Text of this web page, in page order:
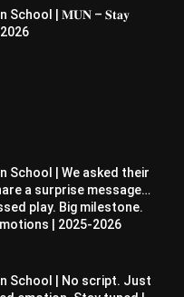
School | 𝐌𝐔𝐍 – 𝐒𝐭𝐚𝐲
School | We asked their
a surprise message…
play. Big milestone.
| 2025-2026
School | No script. Just